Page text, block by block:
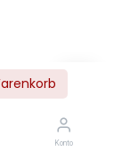
Konto